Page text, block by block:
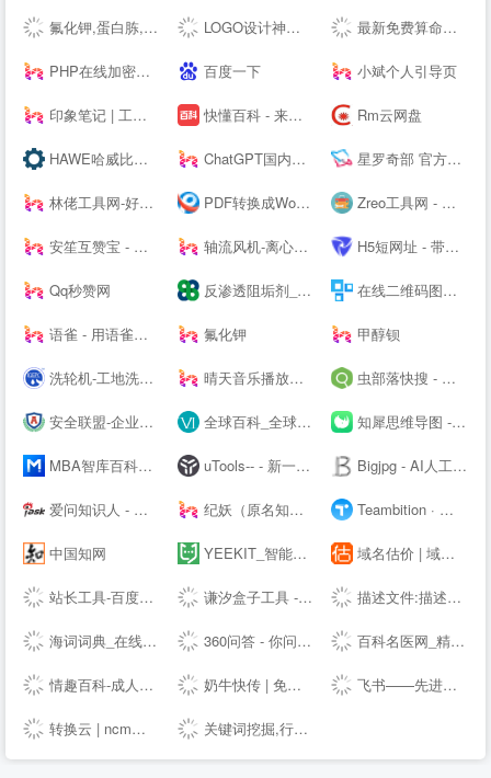
氟化钾,蛋白胨,叔丁醇钇,异丙醇钇,金属锂,碳酸锂,氢氧化锂,硝酸锂,甲醇钾,乙醇钾,叔丁醇钾，异丙醇钾, LOGO设计神器；公司logo在线设计生成器 - 标小智LOGO神器 最新免费算命占卜算卦塔罗牌卜测算-太清阁免费周易测算
PHP在线加密系统 - 对PHP代码进行安全保护！ 百度一下 小斌个人引导页
印象笔记 | 工作必备效率应用 快懂百科 - 来这里，认识世界！ Rm云网盘
HAWE哈威比例阀价格-德国HAWE进口电磁阀_柱塞泵厂家代理商 - 大连佰德 ChatGPT国内版-OpenAI 星罗奇部 官方网站-元宇宙社交平台
林佬工具网-好用的在线工具都在这里！ PDF转换成Word转换器在线免费 - 在线word转pdf转换器 - 迅捷PDF转换器免费版 Zreo工具网 - 便民工具网站 懒人工具箱 在线工具网 QQ工具 便民工具 站长工具 手机工具 多功能工具网
安笙互赞宝 - 您的得力的小帮手 轴流风机-离心风机-鼓风机-散热风扇-罩极电机,厂家直销-首肯电子 H5短网址 - 带统计的免费短链接生成工具
Qq秒赞网 反渗透阻垢剂_杀菌剂_缓蚀剂_除垢剂厂家_广东巴沃夫环保官网 在线二维码图片生成器_二维码扫描软件下载_联图二维码
语雀 - 用语雀，构建你的数字花园 · 语雀 氟化钾 甲醇钡
洗轮机-工地洗车机-工程洗车机-全自动洗轮生产厂家[鲁企环科] 晴天音乐播放器 - 免费稳定的HTML悬浮播放器 虫部落快搜 - 搜索快人一步
安全联盟-企业查询|网站查询|曝光查询|企业工商查询|企业信用查询|企业失信记录|大数据企业信用平台。 全球百科_全球首个企业百科平台 知犀思维导图 - 知犀--
MBA智库百科，全球专业中文经管百科 uTools-- - 新一代效率工具平台 Bigjpg - AI人工智能图片无损放大 - 使用人工智能深度卷积神经网络(CNN)无损放大图片
爱问知识人 - 中文互动问答平台 纪妖（原名知妖） Teambition · 阿里巴巴旗下团队协作工具
中国知网 YEEKIT_智能语言工具平台,在线辅助翻译,翻译工具,字幕通 域名估价 | 域名投资分析工具，域名评估用查询者CXZ.com
站长工具-百度权重查询-网站排名 - 去查网 谦汐盒子工具 - 免费在线网页工具箱，站长必备工具 描述文件:描述文件生成,描述文件制作,IOS描述文件,描述文件转APP,免签苹果APP,免费在线描述文件封装,APP专家
海词词典_在线词典_在线翻译_海量正版权威词典-- 360问答 - 你问大家答 百科名医网_精准医学科普知识平台
情趣百科-成人用品选购指南-两--技巧大全 奶牛快传 | 免费大文件传输工具，上传下载不限速 飞书——先进企业协作与管理平台，一站式无缝办公协作，团队上下对齐目标，全面激活组织和个人。先进团队，先用飞书。
转换云 | ncm转mp3在线网站 - 了解ncm格式如何转换为mp3 关键词挖掘,行业词库,智能改写,SEO数据,知乎数据,抖音数据 - 5118营销大数据